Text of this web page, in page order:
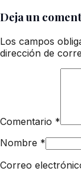
Deja un
Los campos
dirección de
Comentario *
Nombre *
Correo